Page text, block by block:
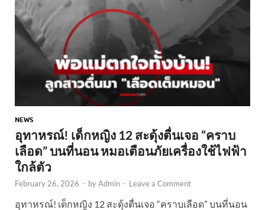
NEWS
อุทาหรณ์! เด็กหญิง 12 สะดุ้งตื่นเจอ “คราบ
เลือด” บนที่นอน หมอเตือนภัยเครื่องใช้ไฟฟ้า
ใกล้ตัว
February 26, 2026 - byAdmin - Leave a Comment
อุทาหรณ์! เด็กหญิง 12 สะดุ้งตื่นเจอ “คราบเลือด” บนที่นอน